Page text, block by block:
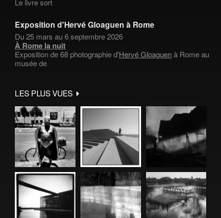
Le livre sort
Exposition d'Hervé Gloaguen à Rome
Du 25 mars au 6 septembre 2026
À Rome la nuit
Exposition de 68 photographie d'Hervé Gloaguenà Rome au
musée de
LES PLUS VUES